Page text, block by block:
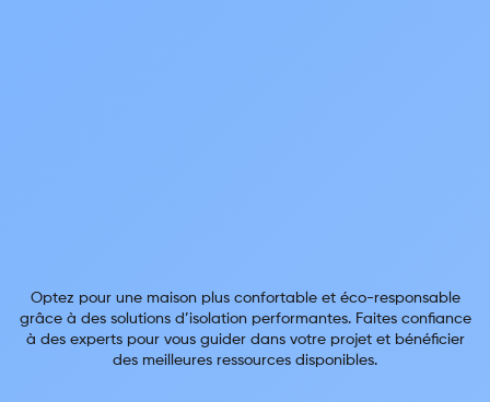
Optez pour une maison plus confortable et éco-responsable
grâce à des solutions d’isolation performantes. Faites confiance
à des experts pour vous guider dans votre projet et bénéficier
des meilleures ressources disponibles.